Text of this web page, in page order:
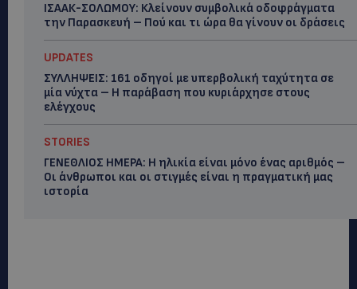
ΙΣΑΑΚ-ΣΟΛΩΜΟΥ: Κλείνουν συμβολικά οδοφράγματα
την Παρασκευή – Πού και τι ώρα θα γίνουν οι δράσεις
UPDATES
ΣΥΛΛΗΨΕΙΣ: 161 οδηγοί με υπερβολική ταχύτητα σε
μία νύχτα – Η παράβαση που κυριάρχησε στους
ελέγχους
STORIES
ΓΕΝΕΘΛΙΟΣ ΗΜΕΡΑ: Η ηλικία είναι μόνο ένας αριθμός –
Οι άνθρωποι και οι στιγμές είναι η πραγματική μας
ιστορία